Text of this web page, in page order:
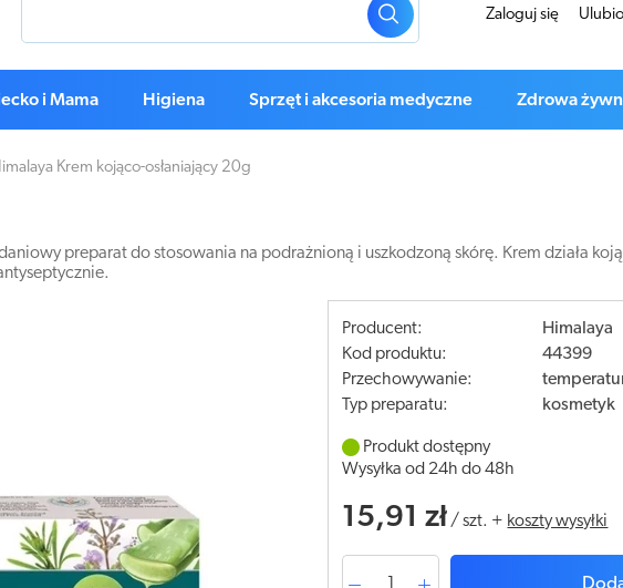
Zaloguj się
i Mama Higiena Sprzęt i akcesoria medyczne Zdrowa
Krem kojąco-osłaniający 20g
preparat do stosowania na podrażnioną i uszkodzoną skórę. Krem działa
Producent:
Himalaya
Kod produktu:
44399
Przechowywanie:
Typ preparatu:
kosmetyk
Produkt dostępny
Wysyłka od 24h do 48h
15,91 zł /szt. + koszty wysyłki